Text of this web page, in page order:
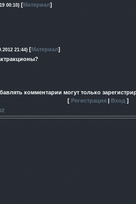
00:10) [Материал]
21:44) [Материал]
комментарии могут только
[ Регистрация Вход ]